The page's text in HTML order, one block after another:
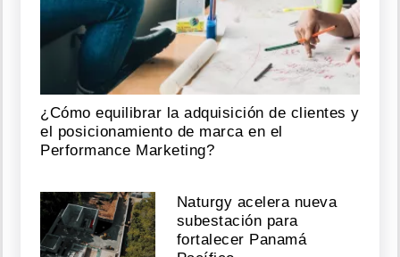
¿Cómo equilibrar la adquisición de clientes y
el posicionamiento de marca en el
Performance Marketing?
Naturgy acelera nueva
subestación para
fortalecer Panamá